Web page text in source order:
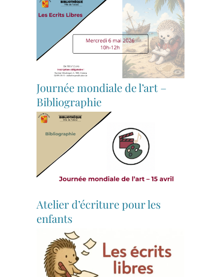
Journée mondiale de l’art –
Bibliographie
Atelier d’écriture pour les
enfants